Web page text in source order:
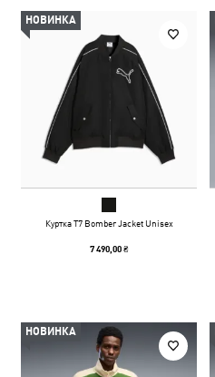
НОВИНКА
Куртка T7 Bomber Jacket Unisex
7 490,00 ₴
НОВИНКА